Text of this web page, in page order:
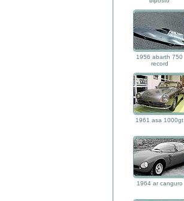
1956 abarth 750
record
1961 asa 1000gt
1964 ar canguro